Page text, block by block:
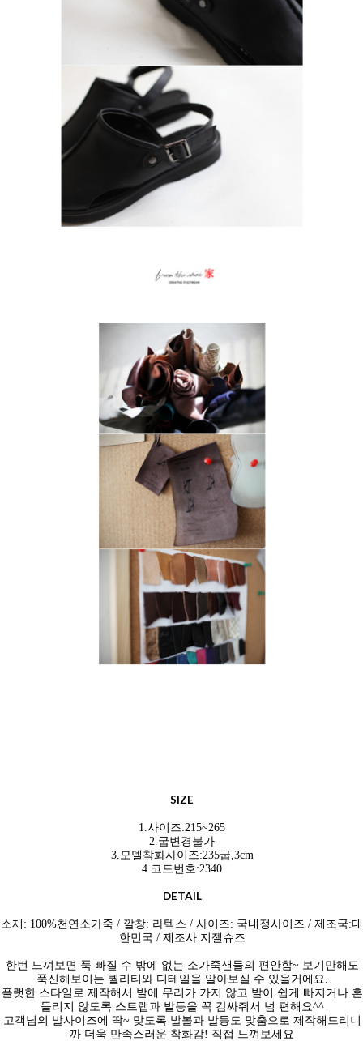
SIZE
1.사이즈:215~265
2.굽변경불가
3.모델착화사이즈:235굽,3cm
4.코드번호:2340
DETAIL
소재: 100%천연소가죽 / 깔창: 라텍스 / 사이즈: 국내정사이즈 / 제조국:대
한민국 / 제조사:지젤슈즈
한번 느껴보면 푹 빠질 수 밖에 없는 소가죽샌들의 편안함~ 보기만해도
푹신해보이는 퀄리티와 디테일을 알아보실 수 있을거에요.
플랫한 스타일로 제작해서 발에 무리가 가지 않고 발이 쉽게 빠지거나 흔
들리지 않도록 스트랩과 발등을 꼭 감싸줘서 넘 편해요^^
고객님의 발사이즈에 딱~ 맞도록 발볼과 발등도 맞춤으로 제작해드리니
까 더욱 만족스러운 착화감! 직접 느껴보세요